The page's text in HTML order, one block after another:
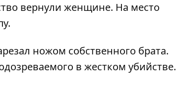
вернули женщине. На место
ножом собственного брата.
в жестком убийстве.